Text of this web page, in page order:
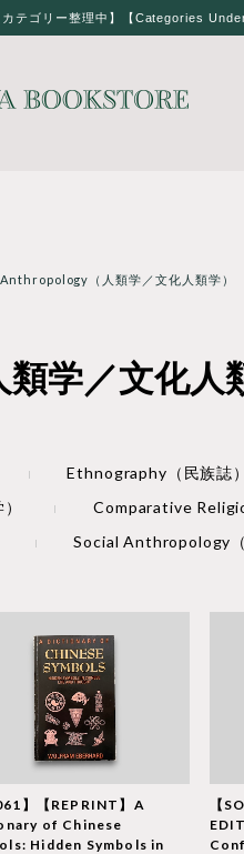
テゴリー整理中】【Categories
Anthropology（人類学／文化人類学）
学／文化人
Ethnography（民族誌）
Comparative
Social Anthropology（
】【REPRINT】A
of Chinese
Hidden Symbols in
【